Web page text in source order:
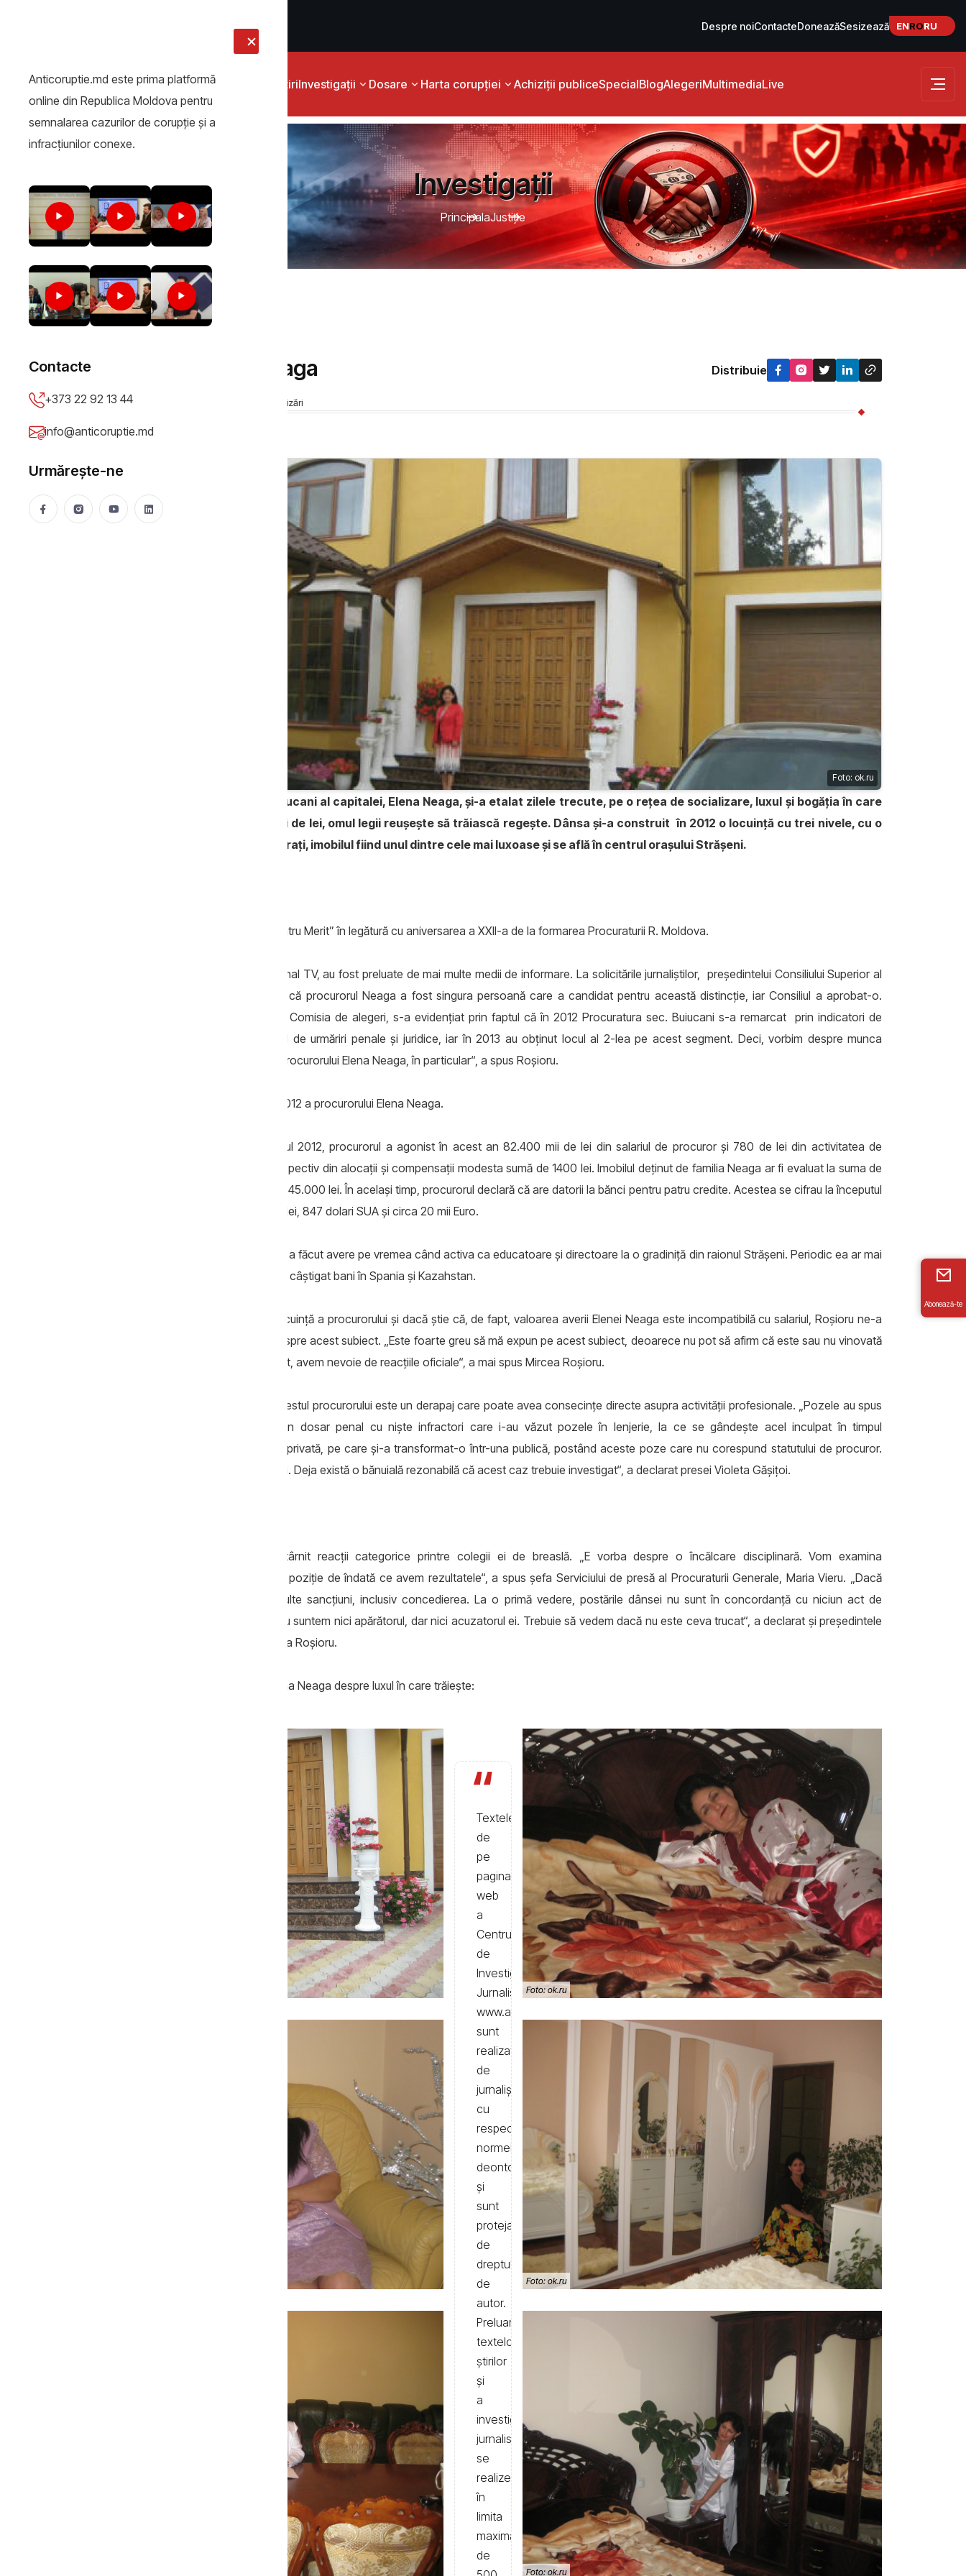
Despre noiContacteDoneazăSesizează ENRORU
ȘtiriInvestigații Dosare Harta corupției Achiziții publiceSpecialBlogAlegeriMultimediaLive
Anticoruptie.md este prima platformă
online din Republica Moldova pentru
semnalarea cazurilor de corupţie şi a
infracţiunilor conexe.
Contacte
+373 22 92 13 44
info@anticoruptie.md
Urmărește-ne
Investigații
PrincipalaJustiţie
Luxul procuroarei Neaga
Cornelia Cozonac 11654 vizualizări
Distribuie
Foto: ok.ru
Procurorul adjunct din sectorul Buiucani al capitalei, Elena Neaga, şi-a etalat zilele trecute, pe o reţea de socializare, luxul şi bogăţia în care
trăieşte. Cu un venit anual de 82 mii de lei, omul legii reuşeşte să trăiască regeşte. Dânsa şi-a construit în 2012 o locuinţă cu trei nivele, cu o
suprafaţă de peste 270 de metri pătraţi, imobilul fiind unul dintre cele mai luxoase şi se află în centrul oraşului Străşeni.
Omul legii a primit şi titlul de Crucea “Pentru Merit” în legătură cu aniversarea a XXII-a de la formarea Procuraturii R. Moldova.
Pozele procuroarei, descoperite de Jurnal TV, au fost preluate de mai multe medii de informare. La solicitările jurnaliştilor, preşedintelui Consiliului Superior al
Pocurorilor, Mircea Roşioru, a declarat că procurorul Neaga a fost singura persoană care a candidat pentru această distincţie, iar Consiliul a aprobat-o.
“Candidatura procurorului, analizată de Comisia de alegeri, s-a evidenţiat prin faptul că în 2012 Procuratura sec. Buiucani s-a remarcat prin indicatori de
performanţă de calitate pe segementul de urmăriri penale şi juridice, iar în 2013 au obţinut locul al 2-lea pe acest segment. Deci, vorbim despre munca
calitativă a Procuraturii, în general, şi a procurorului Elena Neaga, în particular“, a spus Roşioru.
Declaraţia pe avere pentru 2012 a procurorului Elena Neaga.
Potrivit declaratţiei pe avere pentru anul 2012, procurorul a agonist în acest an 82.400 mii de lei din salariul de procuror şi 780 de lei din activitatea de
formator. Soţul său a agonisit în anul respectiv din alocaţii şi compensaţii modesta sumă de 1400 lei. Imobilul deţinut de familia Neaga ar fi evaluat la suma de
1,1 mln lei, iar automobilul Opel Astra – la 45.000 lei. În acelaşi timp, procurorul declară că are datorii la bănci pentru patru credite. Acestea se cifrau la începutul
anului 2013 astfel: 120.500 lei, 20.0000 lei, 847 dolari SUA şi circa 20 mii Euro.
Elena Neaga a declarat pentru Jurnal că a făcut avere pe vremea când activa ca educatoare şi directoare la o gradiniţă din raionul Străşeni. Periodic ea ar mai
fi lucrat la Moscova, în timp ce soţul ar fi câştigat bani în Spania şi Kazahstan.
Întrebat dacă cunoaşte despre noua locuinţă a procurorului şi dacă ştie că, de fapt, valoarea averii Elenei Neaga este incompatibilă cu salariul, Roşioru ne-a
explicat că nu doreşte să vorbească despre acest subiect. „Este foarte greu să mă expun pe acest subiect, deoarece nu pot să afirm că este sau nu vinovată
doamna procuror. Cazul trebuie cercetat, avem nevoie de reacţiile oficiale“, a mai spus Mircea Roşioru.
Avocata Violeta Gaşiţoi consideră că gestul procurorului este un derapaj care poate avea consecinţe directe asupra activităţii profesionale. „Pozele au spus
totul în privinţa demnităţii. Dacă are un dosar penal cu nişte infractori care i-au văzut pozele în lenjerie, la ce se gândeşte acel inculpat în timpul
interogatoriului? Vorbim despre viaţa ei privată, pe care şi-a transformat-o într-una publică, postând aceste poze care nu corespund statutului de procuror.
Casa este construită de vreo doi-trei ani. Deja există o bănuială rezonabilă că acest caz trebuie investigat“, a declarat presei Violeta Găşiţoi.
Gestul procurorului Elena Neaga a stârnit reacţii categorice printre colegii ei de breaslă. „E vorba despre o încălcare disciplinară. Vom examina
comportamentul dânsei şi vom avea o poziţie de îndată ce avem rezultatele“, a spus şefa Serviciului de presă al Procuraturii Generale, Maria Vieru. „Dacă
informaţia se adevereşte, riscă mai multe sancţiuni, inclusiv concedierea. La o primă vedere, postările dânsei nu sunt în concordanţă cu niciun act de
reglementare a statutului procurorilor. Nu suntem nici apărătorul, dar nici acuzatorul ei. Trebuie să vedem dacă nu este ceva trucat“, a declarat şi preşedintele
Consiliului Superior al Procurorilor, Mircea Roşioru.
Fotografiile postate de procuroarea Elena Neaga despre luxul în care trăieşte:
Foto: ok.ru
Foto: ok.ru
Foto: ok.ru
Textele
de
pe
pagina
web
a
Centrului
de
Investigații
Jurnalistice
www.anticoruptie.md
sunt
realizate
de
jurnaliști,
cu
respectarea
normelor
deontologice
și
sunt
protejate
de
dreptul
de
autor.
Preluarea
textelor
știrilor
și
a
investigațiilor
jurnalistice
se
realizează
în
limita
maximă
de
Abonează-te